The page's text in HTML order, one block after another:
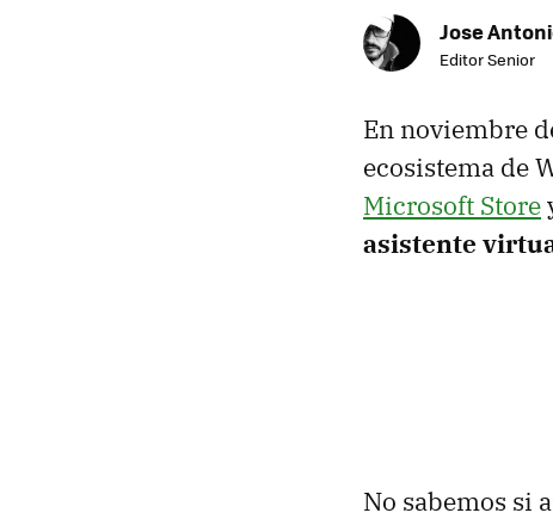
Jose
Editor Senior
En noviembre
ecosistema de
Microsoft Store
asistente
No sabemos si